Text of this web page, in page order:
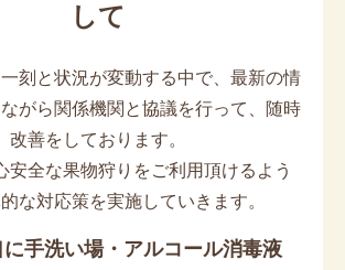
して
刻と状況が変動する中で、最新の情
がら関係機関と協議を行って、随時
改善をしております。
安全な果物狩りをご利用頂けるよう
な対応策を実施していきます。
に手洗い場・アルコール消毒液